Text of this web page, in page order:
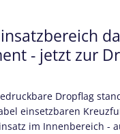
- jetzt zur
Dropflag
einsetzbaren
im Innenbereich -